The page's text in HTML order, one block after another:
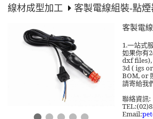
線材成型加工
客製電線組裝-點煙
客製電
1.一站式
如果你有
dxf files),
3d ( igs
BOM, or
請寄給我
聯絡資訊 :
Email: